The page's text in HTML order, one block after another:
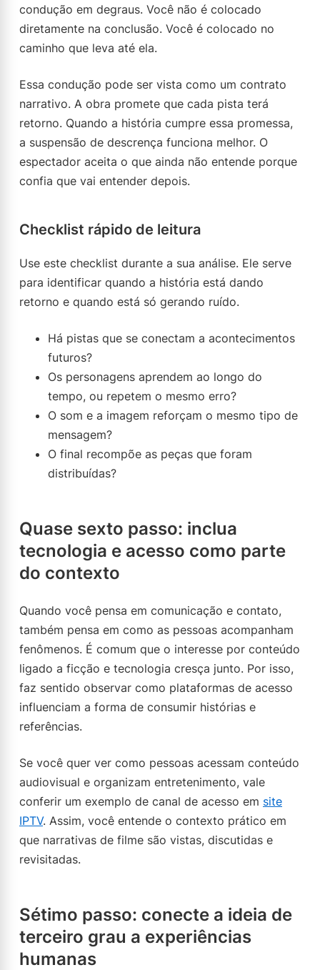
condução em degraus. Você não é colocado
diretamente na conclusão. Você é colocado no
caminho que leva até ela.
Essa condução pode ser vista como um contrato
narrativo. A obra promete que cada pista terá
retorno. Quando a história cumpre essa promessa,
a suspensão de descrença funciona melhor. O
espectador aceita o que ainda não entende porque
confia que vai entender depois.
Checklist rápido de leitura
Use este checklist durante a sua análise. Ele serve
para identificar quando a história está dando
retorno e quando está só gerando ruído.
Há pistas que se conectam a acontecimentos
futuros?
Os personagens aprendem ao longo do
tempo, ou repetem o mesmo erro?
O som e a imagem reforçam o mesmo tipo de
mensagem?
O final recompõe as peças que foram
distribuídas?
Quase sexto passo: inclua
tecnologia e acesso como parte
do contexto
Quando você pensa em comunicação e contato,
também pensa em como as pessoas acompanham
fenômenos. É comum que o interesse por conteúdo
ligado a ficção e tecnologia cresça junto. Por isso,
faz sentido observar como plataformas de acesso
influenciam a forma de consumir histórias e
referências.
Se você quer ver como pessoas acessam conteúdo
audiovisual e organizam entretenimento, vale
conferir um exemplo de canal de acesso em site
IPTV. Assim, você entende o contexto prático em
que narrativas de filme são vistas, discutidas e
revisitadas.
Sétimo passo: conecte a ideia de
terceiro grau a experiências
humanas